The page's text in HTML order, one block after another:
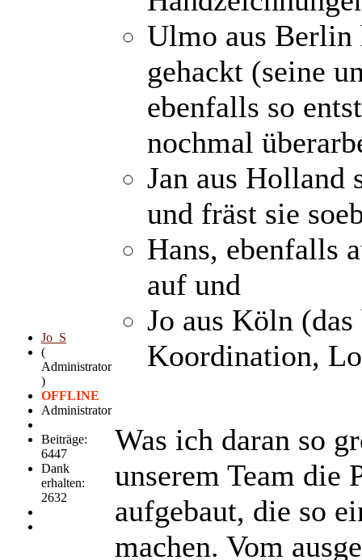
Jo_S
(
Administrator
)
OFFLINE
Administrator
Beiträge:
6447
Dank
erhalten:
2632
Ulmo aus Berlin
gehackt (seine
ebenfalls so
nochmal
Jan aus Holland
und fräst sie
Hans, ebenfalls
auf und
Jo aus Köln
Koordination,
Was ich daran so
unserem Team die
aufgebaut, die so
machen. Vom